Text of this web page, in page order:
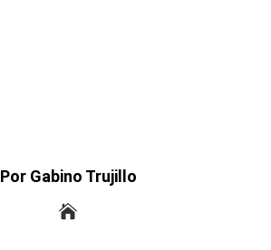
Por Gabino Trujillo